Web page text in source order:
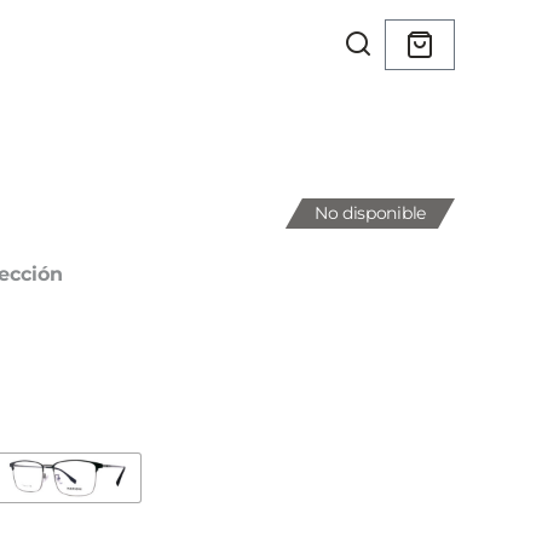
No disponible